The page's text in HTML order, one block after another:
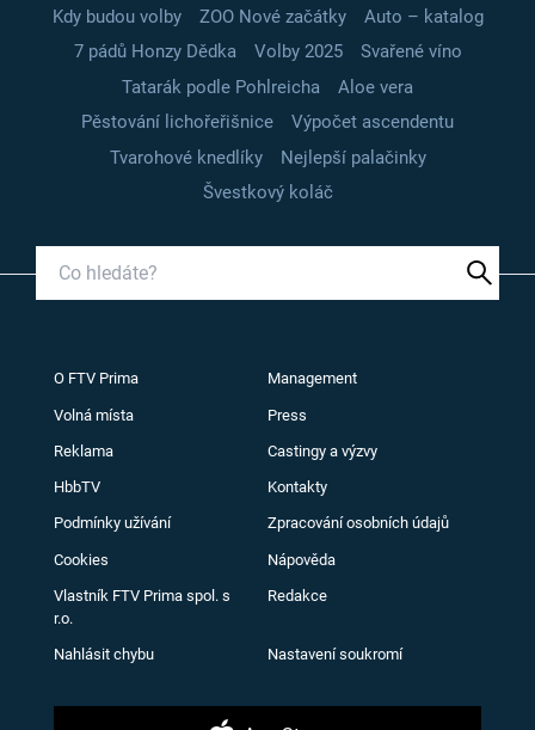
Kdy budou volby
ZOO Nové začátky
Auto – katalog
7 pádů Honzy Dědka
Volby 2025
Svařené víno
Tatarák podle Pohlreicha
Aloe vera
Pěstování lichořeřišnice
Výpočet ascendentu
Tvarohové knedlíky
Nejlepší palačinky
Švestkový koláč
O FTV Prima Management
Volná místa Press
Reklama Castingy a výzvy
HbbTV Kontakty
Podmínky užívání Zpracování osobních údajů
Cookies Nápověda
Vlastník FTV Prima spol. s
r.o.
Redakce
Nahlásit chybu Nastavení soukromí